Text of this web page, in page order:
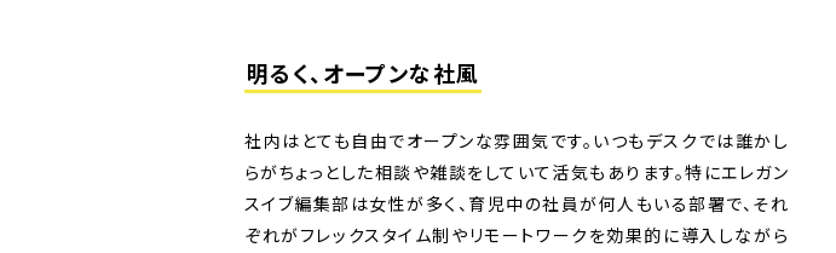
明るく、オープンな社風
社内はとても自由でオープンな雰囲気です。いつもデスクでは誰かし
らがちょっとした相談や雑談をしていて活気もあります。特にエレガン
スイブ編集部は女性が多く、育児中の社員が何人もいる部署で、それ
ぞれがフレックスタイム制やリモートワークを効果的に導入しながら